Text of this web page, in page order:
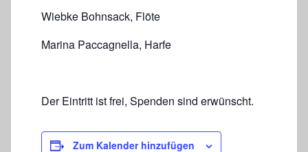
Wiebke Bohnsack, Flöte
Marina Paccagnella, Harfe
Der Eintritt ist frei, Spenden sind erwünscht.
Zum Kalender hinzufügen